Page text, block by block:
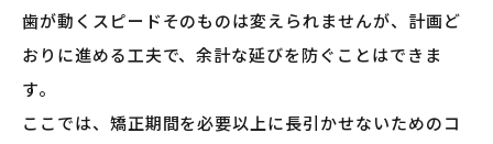
歯が動くスピードそのものは変えられませんが、計画ど
おりに進める工夫で、余計な延びを防ぐことはできま
す。
ここでは、矯正期間を必要以上に長引かせないためのコ